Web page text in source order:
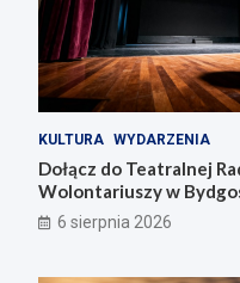
KULTURA WYDARZENIA
Dołącz do Teatralnej
Wolontariuszy w
6 sierpnia 2026